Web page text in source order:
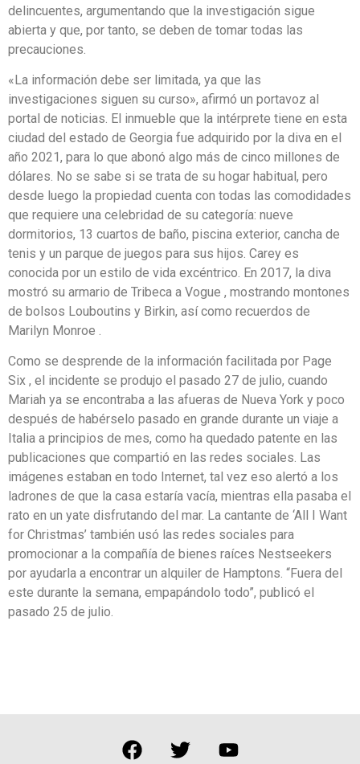
delincuentes, argumentando que la investigación sigue
abierta y que, por tanto, se deben de tomar todas las
precauciones.
«La información debe ser limitada, ya que las
investigaciones siguen su curso», afirmó un portavoz al
portal de noticias. El inmueble que la intérprete tiene en esta
ciudad del estado de Georgia fue adquirido por la diva en el
año 2021, para lo que abonó algo más de cinco millones de
dólares. No se sabe si se trata de su hogar habitual, pero
desde luego la propiedad cuenta con todas las comodidades
que requiere una celebridad de su categoría: nueve
dormitorios, 13 cuartos de baño, piscina exterior, cancha de
tenis y un parque de juegos para sus hijos. Carey es
conocida por un estilo de vida excéntrico. En 2017, la diva
mostró su armario de Tribeca a Vogue , mostrando montones
de bolsos Louboutins y Birkin, así como recuerdos de
Marilyn Monroe .
Como se desprende de la información facilitada por Page
Six , el incidente se produjo el pasado 27 de julio, cuando
Mariah ya se encontraba a las afueras de Nueva York y poco
después de habérselo pasado en grande durante un viaje a
Italia a principios de mes, como ha quedado patente en las
publicaciones que compartió en las redes sociales. Las
imágenes estaban en todo Internet, tal vez eso alertó a los
ladrones de que la casa estaría vacía, mientras ella pasaba el
rato en un yate disfrutando del mar. La cantante de ‘All I Want
for Christmas’ también usó las redes sociales para
promocionar a la compañía de bienes raíces Nestseekers
por ayudarla a encontrar un alquiler de Hamptons. “Fuera del
este durante la semana, empapándolo todo”, publicó el
pasado 25 de julio.